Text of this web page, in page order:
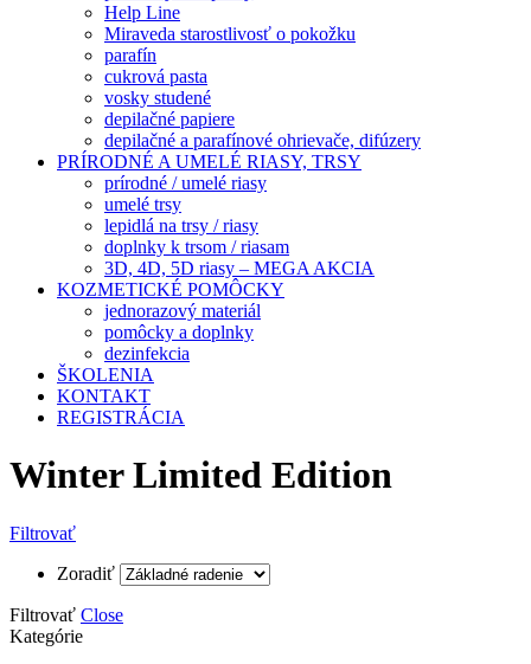
Help Line
Miraveda starostlivosť o pokožku
parafín
cukrová pasta
vosky studené
depilačné papiere
depilačné a parafínové ohrievače, difúzery
PRÍRODNÉ A UMELÉ RIASY, TRSY
prírodné / umelé riasy
umelé trsy
lepidlá na trsy / riasy
doplnky k trsom / riasam
3D, 4D, 5D riasy – MEGA AKCIA
KOZMETICKÉ POMÔCKY
jednorazový materiál
pomôcky a doplnky
dezinfekcia
ŠKOLENIA
KONTAKT
REGISTRÁCIA
Winter Limited Edition
Filtrovať
Zoradiť
Filtrovať Close
Kategórie